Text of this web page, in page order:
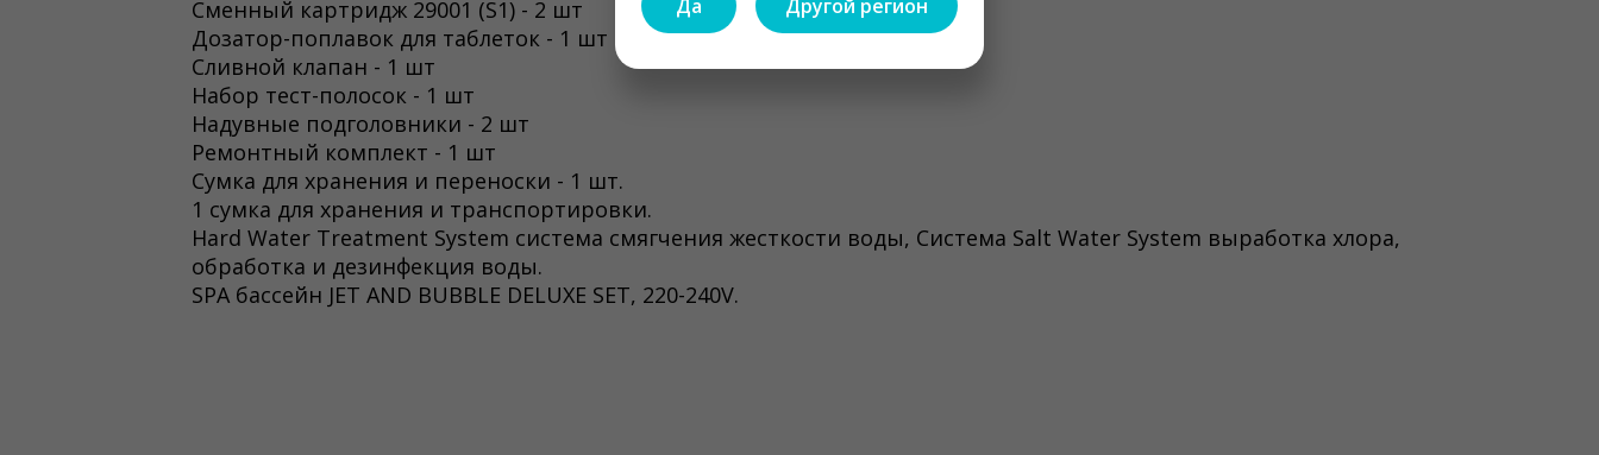
Да Другой регион
Сменный картридж 29001 (S1) - 2 шт
Дозатор-поплавок для таблеток - 1 шт
Сливной клапан - 1 шт
Набор тест-полосок - 1 шт
Надувные подголовники - 2 шт
Ремонтный комплект - 1 шт
Сумка для хранения и переноски - 1 шт.
1 сумка для хранения и транспортировки.
Hard Water Treatment System система смягчения жесткости воды, Система Salt Water System выработка хлора,
обработка и дезинфекция воды.
SPA бассейн JET AND BUBBLE DELUXE SET, 220-240V.